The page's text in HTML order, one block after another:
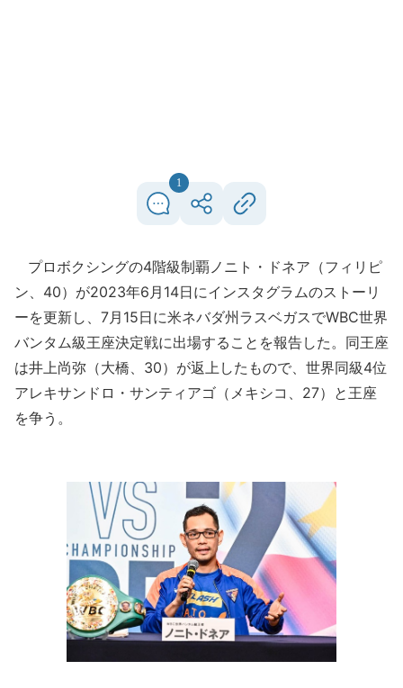
1
プロボクシングの4階級制覇ノニト・ドネア（フィリピ
ン、40）が2023年6月14日にインスタグラムのストーリ
ーを更新し、7月15日に米ネバダ州ラスベガスでWBC世界
バンタム級王座決定戦に出場することを報告した。同王座
は井上尚弥（大橋、30）が返上したもので、世界同級4位
アレキサンドロ・サンティアゴ（メキシコ、27）と王座
を争う。